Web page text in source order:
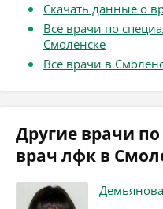
Скачать данные о
Все врачи по
Смоленске
Все врачи в
Другие врачи
врач лфк в